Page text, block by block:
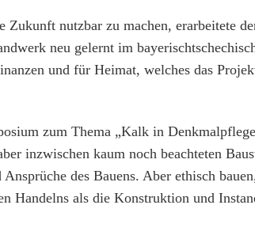
Zukunft nutzbar zu machen, erarbeitete
neu gelernt im
und für Heimat, welches das
zum Thema „Kalk in
inzwischen kaum noch beachteten
des Bauens. Aber ethisch
Handelns als die Konstruktion und